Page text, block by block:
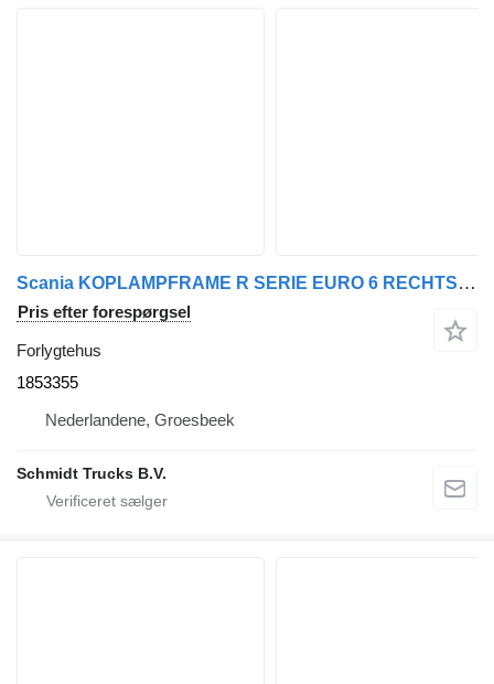
Scania KOPLAMPFRAME R SERIE EURO 6 RECHTS 1853355 forlygtehus til lastbil
Pris efter forespørgsel
Forlygtehus
1853355
Nederlandene, Groesbeek
Schmidt Trucks B.V.